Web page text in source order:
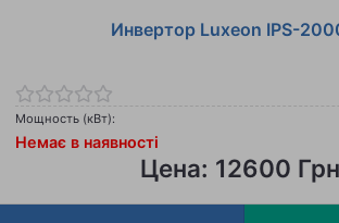
Инвертор Luxeon IPS-
Мощность (кВт):
Цена: 12600
Немає в наявності